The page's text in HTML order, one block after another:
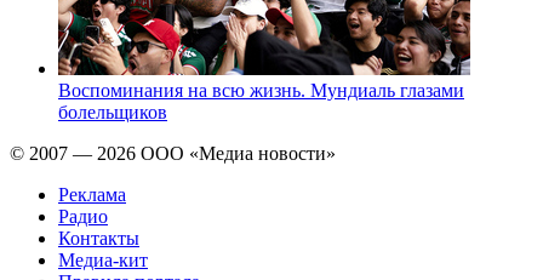
Воспоминания на всю жизнь. Мундиаль глазами
болельщиков
© 2007 — 2026 ООО «Медиа новости»
Реклама
Радио
Контакты
Медиа-кит